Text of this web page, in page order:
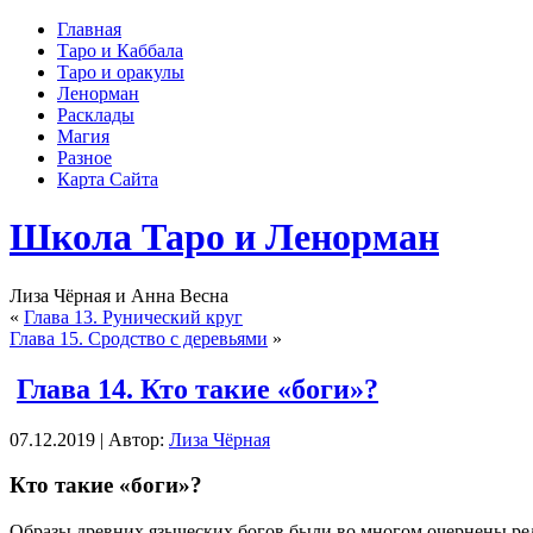
Главная
Таро и Каббала
Таро и оракулы
Ленорман
Расклады
Магия
Разное
Карта Сайта
Школа Таро и Ленорман
Лиза Чёрная и Анна Весна
« Глава 13. Рунический круг
Глава 15. Сродство с деревьями »
Глава 14. Кто такие «боги»?
07.12.2019 | Автор: Лиза Чёрная
Кто такие «боги»?